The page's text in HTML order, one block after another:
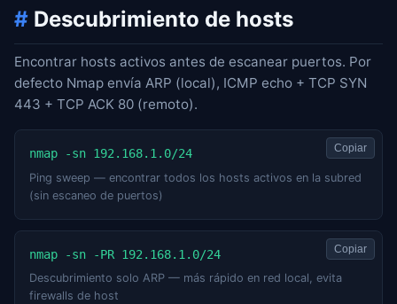
# Descubrimiento de hosts
Encontrar hosts activos antes de escanear puertos. Por
defecto Nmap envía ARP (local), ICMP echo + TCP SYN
443 + TCP ACK 80 (remoto).
nmap -sn 192.168.1.0/24
Ping sweep — encontrar todos los hosts activos en la subred
(sin escaneo de puertos)
Copiar
nmap -sn -PR 192.168.1.0/24
Descubrimiento solo ARP — más rápido en red local, evita
firewalls de host
Copiar